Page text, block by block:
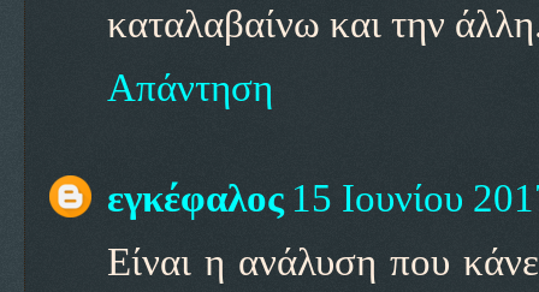
καταλαβαίνω και την
Απάντηση
εγκέφαλος 15 Ιουνίου
Είναι η ανάλυση που